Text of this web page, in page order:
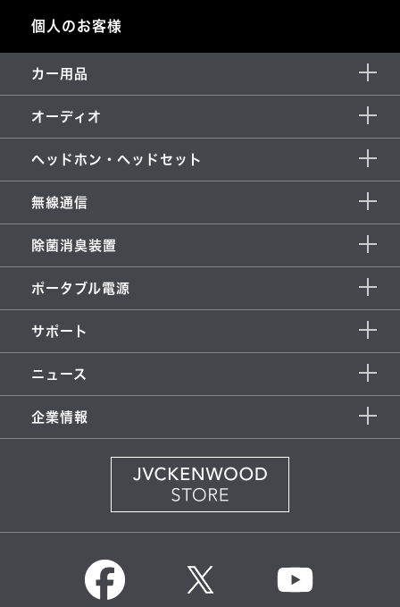
個人のお客様
カー用品
オーディオ
ヘッドホン・ヘッドセット
無線通信
除菌消臭装置
ポータブル電源
サポート
ニュース
企業情報